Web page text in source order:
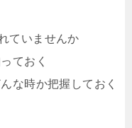
ていませんか
ておく
な時か把握しておく